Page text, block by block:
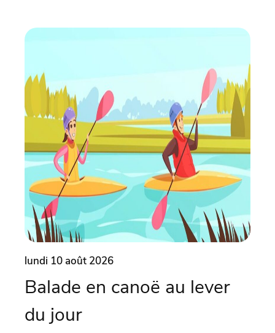
lundi 10 août 2026
Balade en canoë au lever
du jour